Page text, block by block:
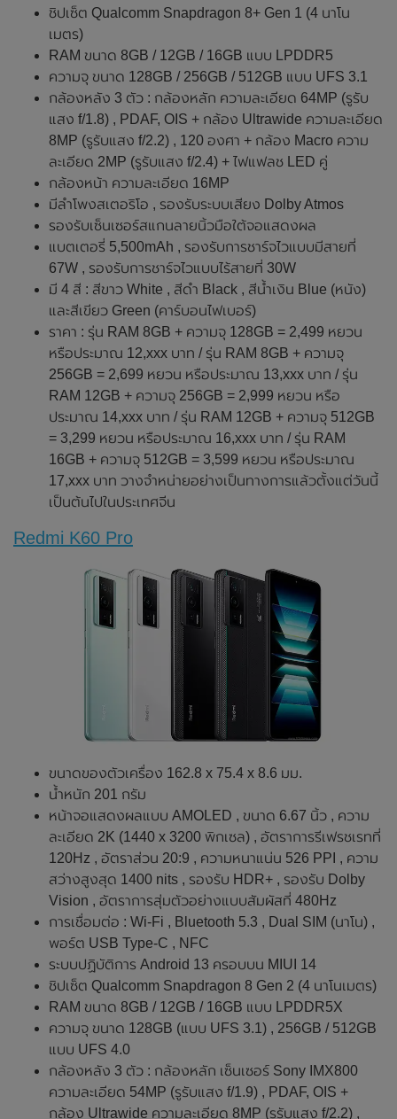
ชิปเซ็ต Qualcomm Snapdragon 8+ Gen 1 (4 นาโน
เมตร)
RAM ขนาด 8GB / 12GB / 16GB แบบ LPDDR5
ความจุ ขนาด 128GB / 256GB / 512GB แบบ UFS 3.1
กล้องหลัง 3 ตัว : กล้องหลัก ความละเอียด 64MP (รูรับ
แสง f/1.8) , PDAF, OIS + กล้อง Ultrawide ความละเอียด
8MP (รูรับแสง f/2.2) , 120 องศา + กล้อง Macro ความ
ละเอียด 2MP (รูรับแสง f/2.4) + ไฟแฟลช LED คู่
กล้องหน้า ความละเอียด 16MP
มีลำโพงสเตอริโอ , รองรับระบบเสียง Dolby Atmos
รองรับเซ็นเซอร์สแกนลายนิ้วมือใต้จอแสดงผล
แบตเตอรี่ 5,500mAh , รองรับการชาร์จไวแบบมีสายที่
67W , รองรับการชาร์จไวแบบไร้สายที่ 30W
มี 4 สี : สีขาว White , สีดำ Black , สีน้ำเงิน Blue (หนัง)
และสีเขียว Green (คาร์บอนไฟเบอร์)
ราคา : รุ่น RAM 8GB + ความจุ 128GB = 2,499 หยวน
หรือประมาณ 12,xxx บาท / รุ่น RAM 8GB + ความจุ
256GB = 2,699 หยวน หรือประมาณ 13,xxx บาท / รุ่น
RAM 12GB + ความจุ 256GB = 2,999 หยวน หรือ
ประมาณ 14,xxx บาท / รุ่น RAM 12GB + ความจุ 512GB
= 3,299 หยวน หรือประมาณ 16,xxx บาท / รุ่น RAM
16GB + ความจุ 512GB = 3,599 หยวน หรือประมาณ
17,xxx บาท วางจำหน่ายอย่างเป็นทางการแล้วตั้งแต่วันนี้
เป็นต้นไปในประเทศจีน
Redmi K60 Pro
ขนาดของตัวเครื่อง 162.8 x 75.4 x 8.6 มม.
น้ำหนัก 201 กรัม
หน้าจอแสดงผลแบบ AMOLED , ขนาด 6.67 นิ้ว , ความ
ละเอียด 2K (1440 x 3200 พิกเซล) , อัตราการรีเฟรชเรทที่
120Hz , อัตราส่วน 20:9 , ความหนาแน่น 526 PPI , ความ
สว่างสูงสุด 1400 nits , รองรับ HDR+ , รองรับ Dolby
Vision , อัตราการสุ่มตัวอย่างแบบสัมผัสที่ 480Hz
การเชื่อมต่อ : Wi-Fi , Bluetooth 5.3 , Dual SIM (นาโน) ,
พอร์ต USB Type-C , NFC
ระบบปฏิบัติการ Android 13 ครอบบน MIUI 14
ชิปเซ็ต Qualcomm Snapdragon 8 Gen 2 (4 นาโนเมตร)
RAM ขนาด 8GB / 12GB / 16GB แบบ LPDDR5X
ความจุ ขนาด 128GB (แบบ UFS 3.1) , 256GB / 512GB
แบบ UFS 4.0
กล้องหลัง 3 ตัว : กล้องหลัก เซ็นเซอร์ Sony IMX800
ความละเอียด 54MP (รูรับแสง f/1.9) , PDAF, OIS +
กล้อง Ultrawide ความละเอียด 8MP (รูรับแสง f/2.2) ,